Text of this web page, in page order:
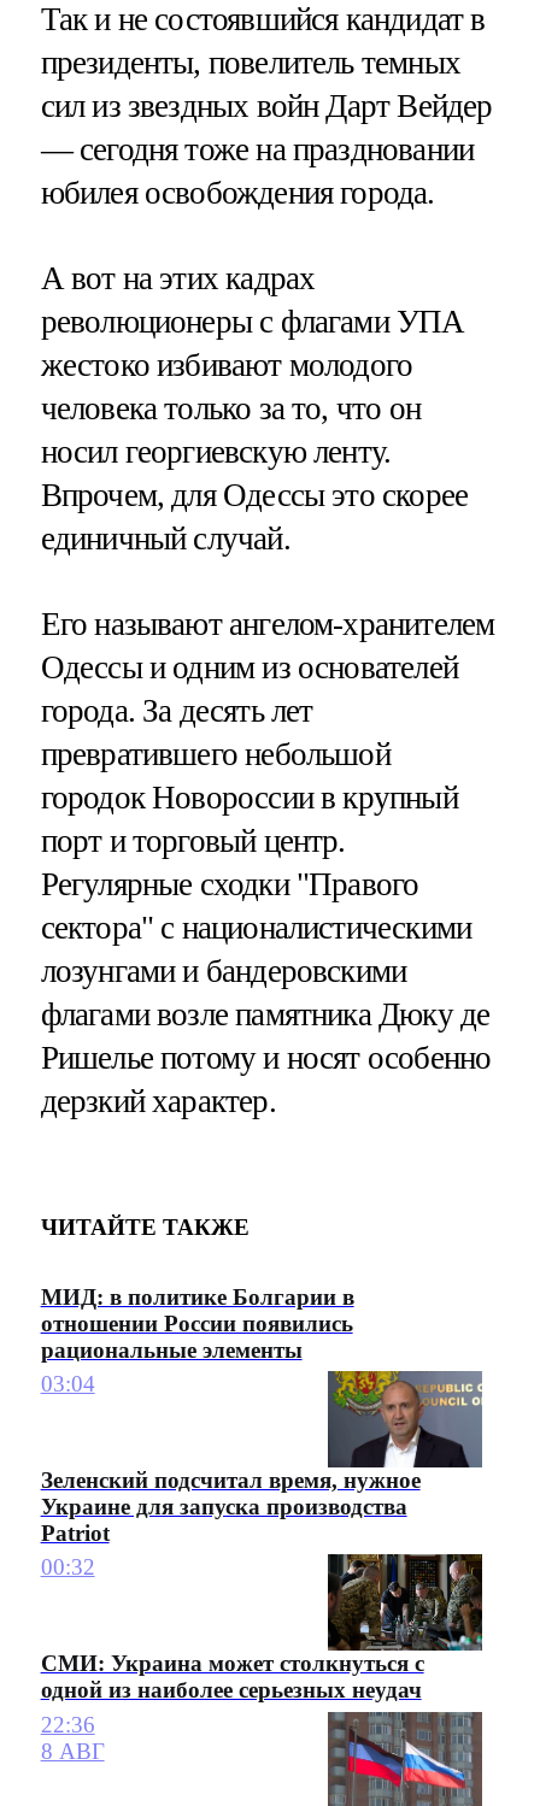
Так и не состоявшийся кандидат в
президенты, повелитель темных
сил из звездных войн Дарт Вейдер
— сегодня тоже на праздновании
юбилея освобождения города.
А вот на этих кадрах
революционеры с флагами УПА
жестоко избивают молодого
человека только за то, что он
носил георгиевскую ленту.
Впрочем, для Одессы это скорее
единичный случай.
Его называют ангелом-хранителем
Одессы и одним из основателей
города. За десять лет
превратившего небольшой
городок Новороссии в крупный
порт и торговый центр.
Регулярные сходки "Правого
сектора" с националистическими
лозунгами и бандеровскими
флагами возле памятника Дюку де
Ришелье потому и носят особенно
дерзкий характер.
ЧИТАЙТЕ ТАКЖЕ
МИД: в политике Болгарии в
отношении России появились
рациональные элементы
03:04
Зеленский подсчитал время, нужное
Украине для запуска производства
Patriot
00:32
СМИ: Украина может столкнуться с
одной из наиболее серьезных неудач
22:36
8 АВГ